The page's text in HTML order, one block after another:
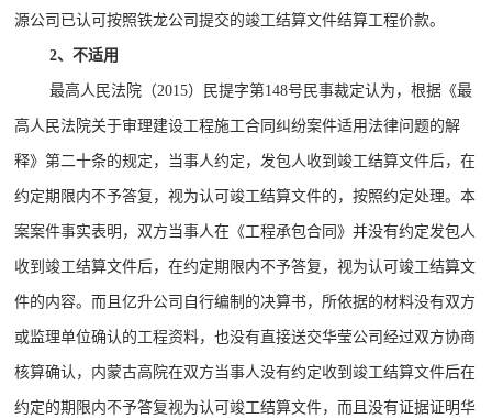
源公司已认可按照铁龙公司提交的竣工结算文件结算工程价款。
2、不适用
最高人民法院（2015）民提字第148号民事裁定认为，根据《最
高人民法院关于审理建设工程施工合同纠纷案件适用法律问题的解
释》第二十条的规定，当事人约定，发包人收到竣工结算文件后，在
约定期限内不予答复，视为认可竣工结算文件的，按照约定处理。本
案案件事实表明，双方当事人在《工程承包合同》并没有约定发包人
收到竣工结算文件后，在约定期限内不予答复，视为认可竣工结算文
件的内容。而且亿升公司自行编制的决算书，所依据的材料没有双方
或监理单位确认的工程资料，也没有直接送交华莹公司经过双方协商
核算确认，内蒙古高院在双方当事人没有约定收到竣工结算文件后在
约定的期限内不予答复视为认可竣工结算文件，而且没有证据证明华